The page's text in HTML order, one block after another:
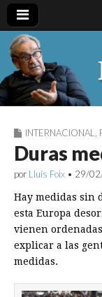
INTERNACIONAL
Duras
por Lluís Foix • 29/
Hay medidas sin
esta Europa
vienen
explicar a las
medidas.